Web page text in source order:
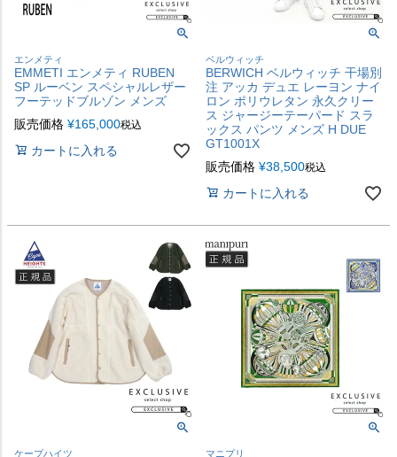
エンメティ
EMMETI エンメティ RUBEN
SP ルーベン スペシャルレザー
フーテッドブルゾン メンズ
販売価格 ¥165,000税込
カートに入れる
ベルウィッチ
BERWICH ベルウィッチ 干場別
注 アッカ デュエ レーヨン ナイ
ロン ポリウレタン 永久クリー
ス ジャージーテーパード スラ
ックス パンツ メンズ H DUE
GT1001X
販売価格 ¥38,500税込
カートに入れる
ケープハイツ マニプリ